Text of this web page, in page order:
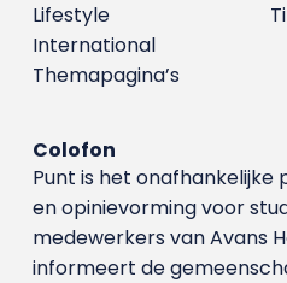
Lifestyle
International
Themapagina’s
Colofon
Punt is het onafhankelijke
en opinievorming voor
medewerkers van Avans
informeert de